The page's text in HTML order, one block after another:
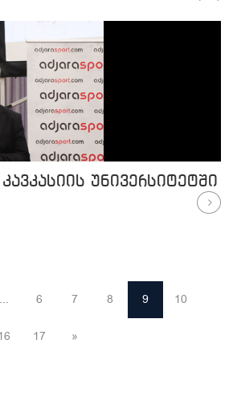
უნივერსიტეტში
... 6 7 8 9 10
17 »